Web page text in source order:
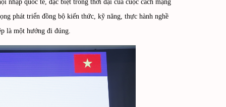
nhập quốc tế, đặc biệt trong thời đại của cuộc cách mạng
phát triển đồng bộ kiến thức, kỹ năng, thực hành nghề
là một hướng đi đúng.